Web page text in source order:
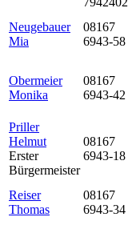
Neugebauer
Mia
08167
6943-58
Obermeier
Monika
08167
6943-42
Priller
Helmut
Erster
Bürgermeister
08167
6943-18
Reiser
Thomas
08167
6943-34